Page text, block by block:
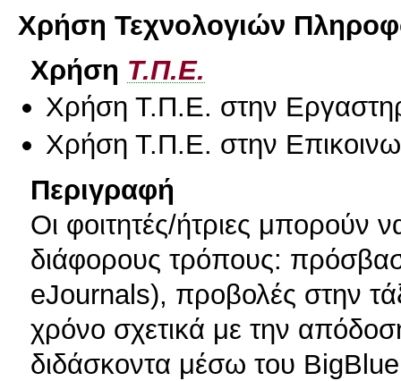
Χρήση Τεχνολογιών
Χρήση Τ.Π.Ε.
Χρήση Τ.Π.Ε. στην
Χρήση Τ.Π.Ε. στην
Περιγραφή
Οι φοιτητές/ήτριες μπορούν
διάφορους τρόπους:
eJournals), προβολές στην
χρόνο σχετικά με την
διδάσκοντα μέσω του